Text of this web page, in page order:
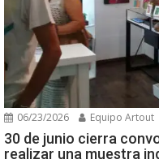
06/23/2026 Equipo Artout
30 de junio cierra
realizar una muestra